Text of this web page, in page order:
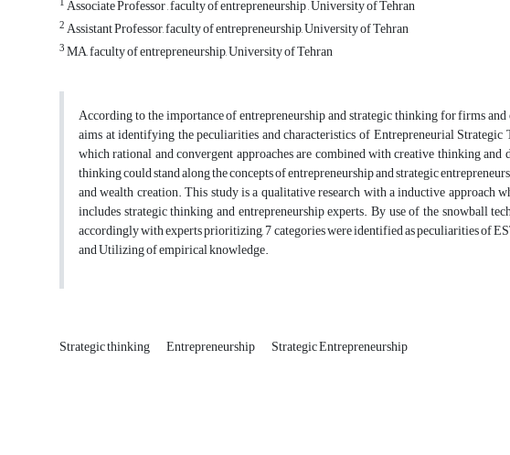
Associate Professor , faculty of entrepreneurship , University of Tehran
2Assistant Professor, faculty of entrepreneurship, University of Tehran
3MA, faculty of entrepreneurship, University of Tehran
According to the importance of entrepreneurship and strategic thinking for firms
aims at identifying the peculiarities and characteristics of Entrepreneurial
which rational and convergent approaches are combined with creative thinking
thinking could stand along the concepts of entrepreneurship and strategic
and wealth creation. This study is a qualitative research with a inductive approach
includes strategic thinking and entrepreneurship experts. By use of the snowball
accordingly with experts prioritizing, 7 categories were identified as peculiarities of
and Utilizing of empirical knowledge.
Strategic thinking Entrepreneurship Strategic Entrepreneurship